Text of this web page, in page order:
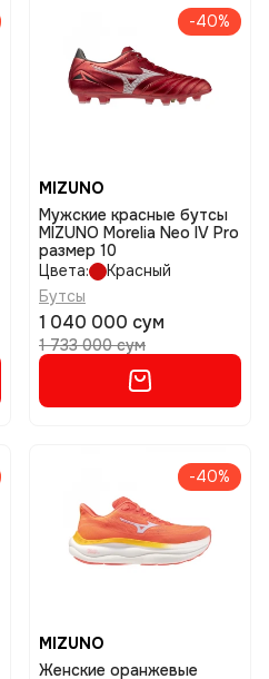
-40%
MIZUNO
Мужские красные бутсы
MIZUNO Morelia Neo IV Pro
размер 10
Цвета:
Красный
Бутсы
1 040 000 сум
1 733 000 сум
-40%
MIZUNO
Женские оранжевые